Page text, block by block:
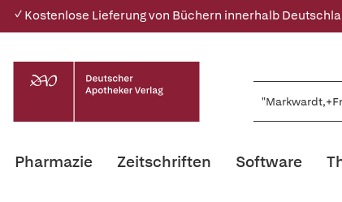
✓ Kostenlose Lieferung von Büchern innerhalb
Pharmazie Zeitschriften Software